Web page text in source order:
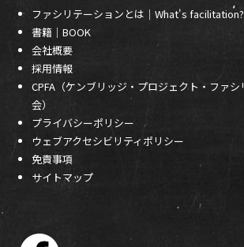
ファシリテーションとは｜What's facilitation?
書籍｜BOOK
会社概要
採用情報
CPFA（ケンブリッジ・プロジェクト・ファ
会）
プライバシーポリシー
ウェブアクセシビリティポリシー
免責事項
サイトマップ